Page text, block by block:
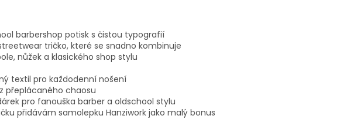
barbershop potisk s čistou typografií
tričko, které se snadno kombinuje
nůžek a klasického shop stylu
textil pro každodenní nošení
přeplácaného chaosu
pro fanouška barber a oldschool stylu
přidávám samolepku Hanziwork jako malý bonus